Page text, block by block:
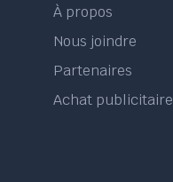
À propos
Nous joindre
Partenaires
Achat publicitaire